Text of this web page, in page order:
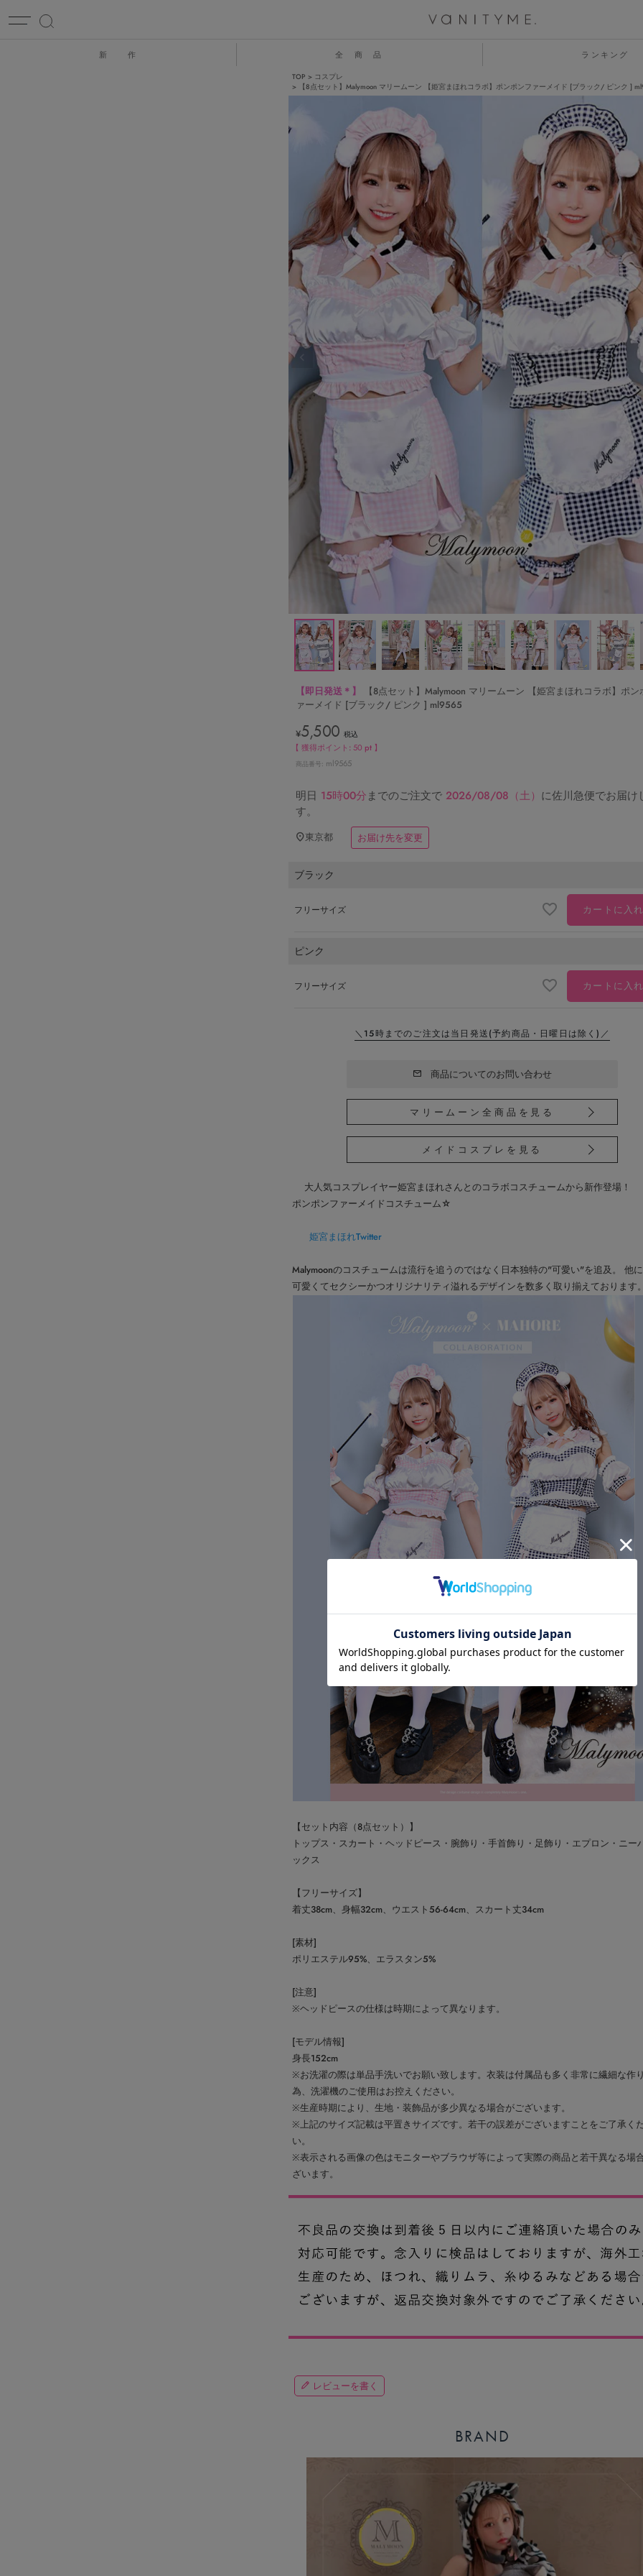
新 作 全 商 品 ランキング
TOP
コスプレ
【8点セット】Malymoon マリームーン 【姫宮まほれコラボ】ポンポンファーメイド [ブラック/ ピンク ]
【即日発送＊】
【8点セット】Malymoon マリームーン 【姫宮まほれコラボ】ポン
ァーメイド [ブラック/ ピンク ] ml9565
¥5,500 税込
【 獲得ポイント:50 pt 】
商品番号 ml9565
明日 15時00分までのご注文で 2026/08/08（土） に佐川急便でお届け
す。
東京都 お届け先を変更
ブラック
フリーサイズ カートに入
ピンク
フリーサイズ カートに入
＼15時までのご注文は当日発送(予約商品・日曜日は除く)／
商品についてのお問い合わせ
マリームーン全商品を見る
メイドコスプレを見る
大人気コスプレイヤー姫宮まほれさんとのコラボコスチュームから新作登場！
ポンポンファーメイドコスチューム☆
姫宮まほれTwitter
Malymoonのコスチュームは流行を追うのではなく日本独特の"可愛い"を追及。 他
可愛くてセクシーかつオリジナリティ溢れるデザインを数多く取り揃えております
【セット内容（8点セット）】
トップス・スカート・ヘッドピース・腕飾り・手首飾り・足飾り・エプロン・ニー
ックス
【フリーサイズ】
着丈38cm、身幅32cm、ウエスト56-64cm、スカート丈34cm
[素材]
ポリエステル95%、エラスタン5%
[注意]
※ヘッドピースの仕様は時期によって異なります。
[モデル情報]
身長152cm
※お洗濯の際は単品手洗いでお願い致します。衣装は付属品も多く非常に繊細な作
為、洗濯機のご使用はお控えください。
※生産時期により、生地・装飾品が多少異なる場合がございます。
※上記のサイズ記載は平置きサイズです。若干の誤差がございますことをご了承く
い。
※表示される画像の色はモニターやブラウザ等によって実際の商品と若干異なる場
ざいます。
レビューを書く
BRAND